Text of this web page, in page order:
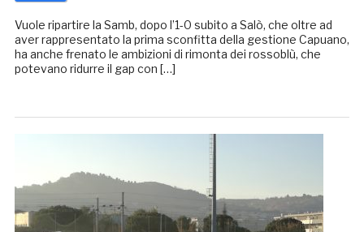
Vuole ripartire la Samb, dopo l’1-0 subito a Salò, che oltre ad
aver rappresentato la prima sconfitta della gestione Capuano,
ha anche frenato le ambizioni di rimonta dei rossoblù, che
potevano ridurre il gap con […]